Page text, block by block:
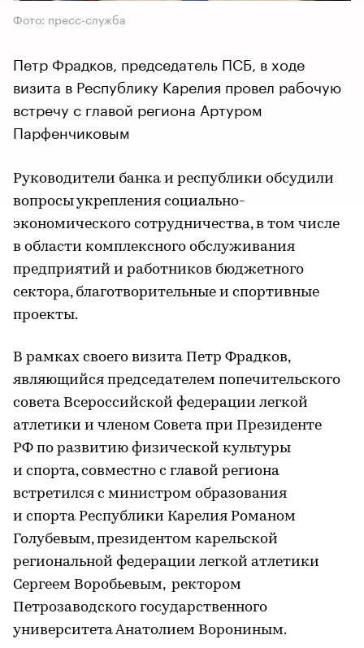
Фото: пресс-служба
Петр Фрадков, председатель ПСБ, в ходе
визита в Республику Карелия провел рабочую
встречу с главой региона Артуром
Парфенчиковым
Руководители банка и республики обсудили
вопросы укрепления социально-
экономического сотрудничества, в том числе
в области комплексного обслуживания
предприятий и работников бюджетного
сектора, благотворительные и спортивные
проекты.
В рамках своего визита Петр Фрадков,
являющийся председателем попечительского
совета Всероссийской федерации легкой
атлетики и членом Совета при Президенте
РФ по развитию физической культуры
и спорта, совместно с главой региона
встретился с министром образования
и спорта Республики Карелия Романом
Голубевым, президентом карельской
региональной федерации легкой атлетики
Сергеем Воробьевым, ​ ректором
Петрозаводского государственного
университета Анатолием Ворониным.